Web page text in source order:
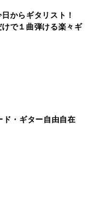
日からギタリスト！
けで１曲弾ける楽々ギ
ド・ギター自由自在